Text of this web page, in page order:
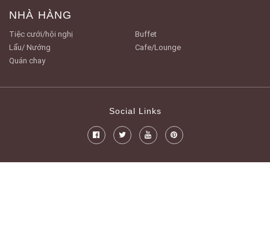
NHÀ HÀNG
Tiệc cưới/hội nghị
Buffet
Lẩu/ Nướng
Cafe/Lounge
Quán chay
Social Links